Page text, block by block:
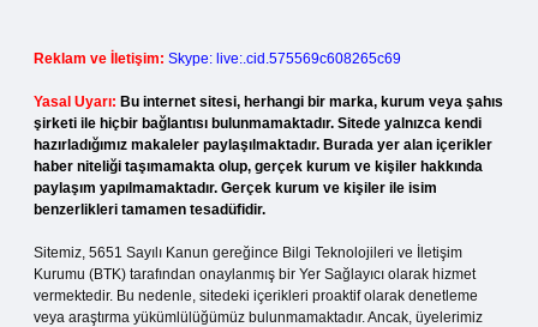
Reklam ve İletişim: Skype: live:.cid.575569c608265c69
Yasal Uyarı: Bu internet sitesi, herhangi bir marka, kurum veya şahıs
şirketi ile hiçbir bağlantısı bulunmamaktadır. Sitede yalnızca kendi
hazırladığımız makaleler paylaşılmaktadır. Burada yer alan içerikler
haber niteliği taşımamakta olup, gerçek kurum ve kişiler hakkında
paylaşım yapılmamaktadır. Gerçek kurum ve kişiler ile isim
benzerlikleri tamamen tesadüfidir.
Sitemiz, 5651 Sayılı Kanun gereğince Bilgi Teknolojileri ve İletişim
Kurumu (BTK) tarafından onaylanmış bir Yer Sağlayıcı olarak hizmet
vermektedir. Bu nedenle, sitedeki içerikleri proaktif olarak denetleme
veya araştırma yükümlülüğümüz bulunmamaktadır. Ancak, üyelerimiz